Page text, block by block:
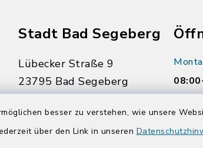
besser zu verstehen, wie unsere
über den Link in unseren
Stadt Bad Segeberg
Lübecker Straße 9
23795 Bad Segeberg
04551 964-0
04551 964-111